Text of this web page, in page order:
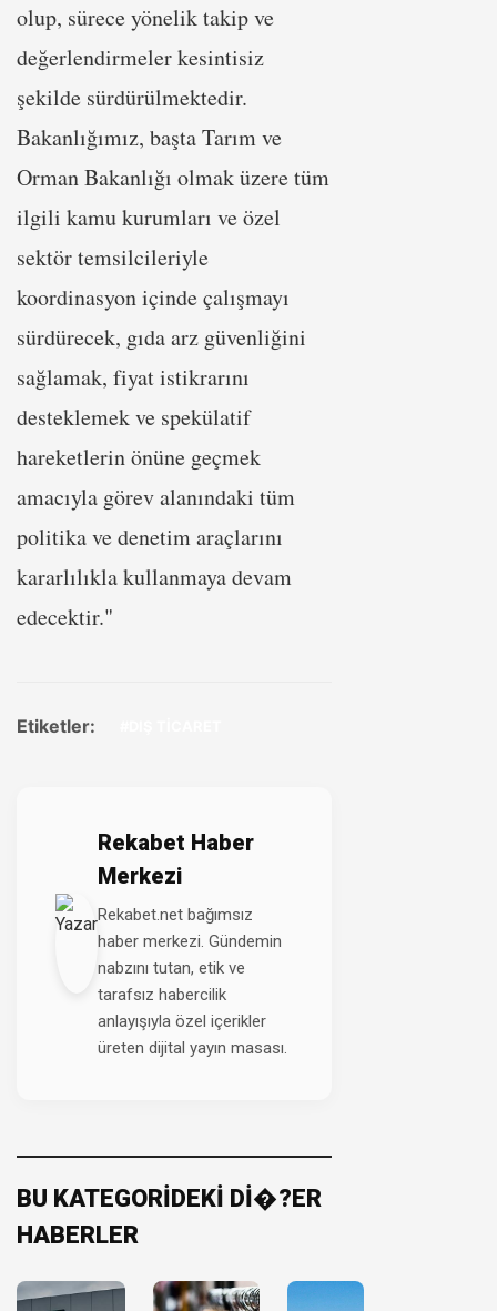
olup, sürece yönelik takip ve
değerlendirmeler kesintisiz
şekilde sürdürülmektedir.
Bakanlığımız, başta Tarım ve
Orman Bakanlığı olmak üzere tüm
ilgili kamu kurumları ve özel
sektör temsilcileriyle
koordinasyon içinde çalışmayı
sürdürecek, gıda arz güvenliğini
sağlamak, fiyat istikrarını
desteklemek ve spekülatif
hareketlerin önüne geçmek
amacıyla görev alanındaki tüm
politika ve denetim araçlarını
kararlılıkla kullanmaya devam
edecektir."
Etiketler:
Rekabet Haber
Merkezi
Rekabet.net bağımsız
haber merkezi. Gündemin
nabzını tutan, etik ve
tarafsız habercilik
anlayışıyla özel içerikler
üreten dijital yayın masası.
BU KATEGORİDEKİ Dİ�?ER
HABERLER